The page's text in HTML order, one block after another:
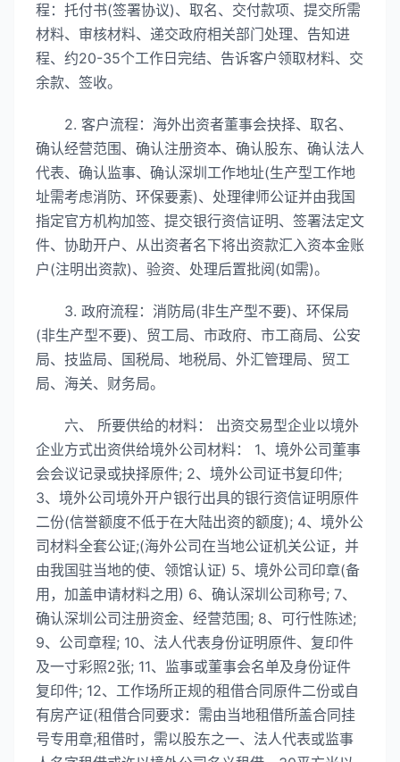
程：托付书(签署协议)、取名、交付款项、提交所需
材料、审核材料、递交政府相关部门处理、告知进
程、约20-35个工作日完结、告诉客户领取材料、交
余款、签收。
2. 客户流程：海外出资者董事会抉择、取名、
确认经营范围、确认注册资本、确认股东、确认法人
代表、确认监事、确认深圳工作地址(生产型工作地
址需考虑消防、环保要素)、处理律师公证并由我国
指定官方机构加签、提交银行资信证明、签署法定文
件、协助开户、从出资者名下将出资款汇入资本金账
户(注明出资款)、验资、处理后置批阅(如需)。
3. 政府流程：消防局(非生产型不要)、环保局
(非生产型不要)、贸工局、市政府、市工商局、公安
局、技监局、国税局、地税局、外汇管理局、贸工
局、海关、财务局。
六、 所要供给的材料： 出资交易型企业以境外
企业方式出资供给境外公司材料： 1、境外公司董事
会会议记录或抉择原件; 2、境外公司证书复印件;
3、境外公司境外开户银行出具的银行资信证明原件
二份(信誉额度不低于在大陆出资的额度); 4、境外公
司材料全套公证;(海外公司在当地公证机关公证，并
由我国驻当地的使、领馆认证) 5、境外公司印章(备
用，加盖申请材料之用) 6、确认深圳公司称号; 7、
确认深圳公司注册资金、经营范围; 8、可行性陈述;
9、公司章程; 10、法人代表身份证明原件、复印件
及一寸彩照2张; 11、监事或董事会名单及身份证件
复印件; 12、工作场所正规的租借合同原件二份或自
有房产证(租借合同要求：需由当地租借所盖合同挂
号专用章;租借时，需以股东之一、法人代表或监事